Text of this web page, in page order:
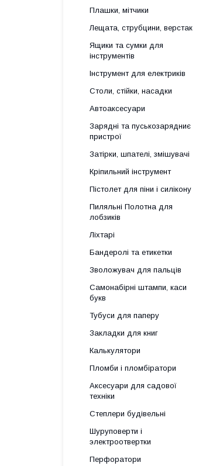
Плашки, мітчики
Лещата, струбцини, верстак
Ящики та сумки для
інструментів
Інструмент для електриків
Столи, стійки, насадки
Автоаксесуари
Зарядні та пуськозарядниє
пристрої
Затірки, шпателі, змішувачі
Кріпильний інструмент
Пістолет для піни і силікону
Пиляльні Полотна для
лобзиків
Ліхтарі
Бандеролі та етикетки
Зволожувач для пальців
Самонабірні штампи, каси
букв
Тубуси для паперу
Закладки для книг
Калькулятори
Пломби і пломбіратори
Аксесуари для садової
техніки
Степлери будівельні
Шуруповерти і
электроотвертки
Перфоратори